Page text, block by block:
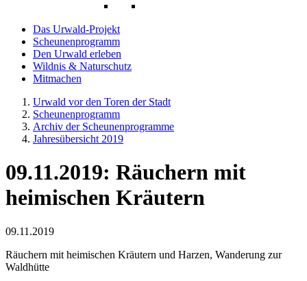
Das Urwald-Projekt
Scheunenprogramm
Den Urwald erleben
Wildnis & Naturschutz
Mitmachen
Urwald vor den Toren der Stadt
Scheunenprogramm
Archiv der Scheunenprogramme
Jahresübersicht 2019
09.11.2019: Räuchern mit
heimischen Kräutern
09.11.2019
Räuchern mit heimischen Kräutern und Harzen, Wanderung zur
Waldhütte